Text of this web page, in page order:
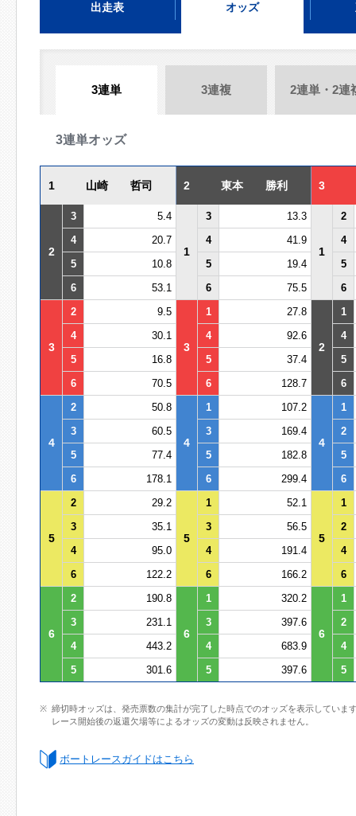
出走表 オッズ
3連単 3連複 2連単・2連
3連単オッズ
1 山崎 哲司 2 東本 勝利 3
2
3 5.4
1
3 13.3
1
2
4
20.7 4 41.9
4
5
10.8 5 19.4
5
6
53.1 6 75.5 6
3
2 9.5
3
1 27.8
2
1
4
30.1 4 92.6
4
5
16.8 5 37.4
5
6
70.5 6 128.7 6
4
2 50.8
4
1 107.2
4
1
3
60.5 3 169.4
2
5
77.4 5 182.8
5
6
178.1 6 299.4 6
5
2 29.2
5
1 52.1
5
1
3
35.1 3 56.5
2
4
95.0 4 191.4
4
6
122.2 6 166.2 6
6
2 190.8
6
1 320.2
6
1
3
231.1 3 397.6
2
4
443.2 4 683.9
4
5
301.6 5 397.6 5
締切時オッズは、発売票数の集計が完了した時点でのオッズを表示していま
レース開始後の返還欠場等によるオッズの変動は反映されません。
ボートレースガイドはこちら